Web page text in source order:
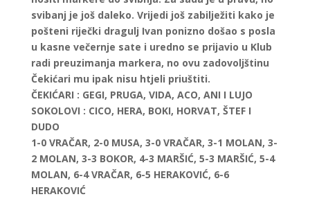
svibanj je još daleko. Vrijedi još zabilježiti kako je
pošteni riječki dragulj Ivan ponizno došao s posla
u kasne večernje sate i uredno se prijavio u Klub
radi preuzimanja markera, no ovu zadovoljštinu
Čekićari mu ipak nisu htjeli priuštiti.
ČEKIĆARI : GEGI, PRUGA, VIDA, ACO, ANI I LUJO
SOKOLOVI : CICO, HERA, BOKI, HORVAT, ŠTEF I
DUDO
1-0 VRAČAR, 2-0 MUSA, 3-0 VRAČAR, 3-1 MOLAN, 3-
2 MOLAN, 3-3 BOKOR, 4-3 MARŠIĆ, 5-3 MARŠIĆ, 5-4
MOLAN, 6-4 VRAČAR, 6-5 HERAKOVIĆ, 6-6
HERAKOVIĆ